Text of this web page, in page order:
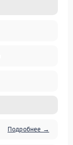
Подробнее →